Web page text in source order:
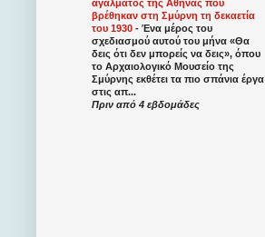
αγάλματος της Αθήνας που
βρέθηκαν στη Σμύρνη τη δεκαετία
του 1930 - Ένα μέρος του
σχεδιασμού αυτού του μήνα «Θα
δεις ότι δεν μπορείς να δεις», όπου
το Αρχαιολογικό Μουσείο της
Σμύρνης εκθέτει τα πιο σπάνια έργα
στις απ...
Πριν από 4 εβδομάδες